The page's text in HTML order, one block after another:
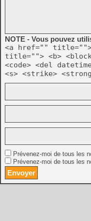
NOTE - Vous pouvez
<a href="" title="">
title=""> <b>
<code> <del
<s> <strike>
Prévenez-moi de tous les
Prévenez-moi de tous les